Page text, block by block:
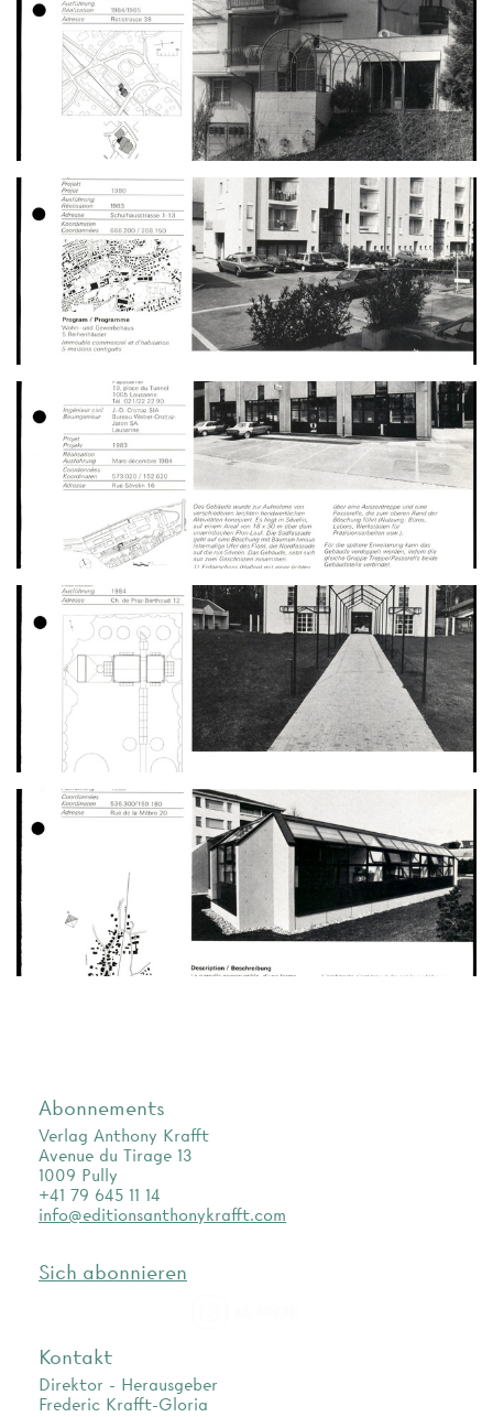
Abonnements
Verlag Anthony Krafft
Avenue du Tirage 13
1009 Pully
+41 79 645 11 14
info@editionsanthonykrafft.com
Sich abonnieren
Kontakt
Direktor - Herausgeber
Frederic Krafft-Gloria